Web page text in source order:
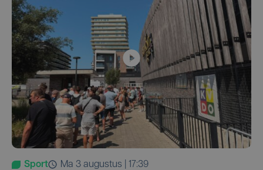
Sport
ma 3 augustus | 17:39